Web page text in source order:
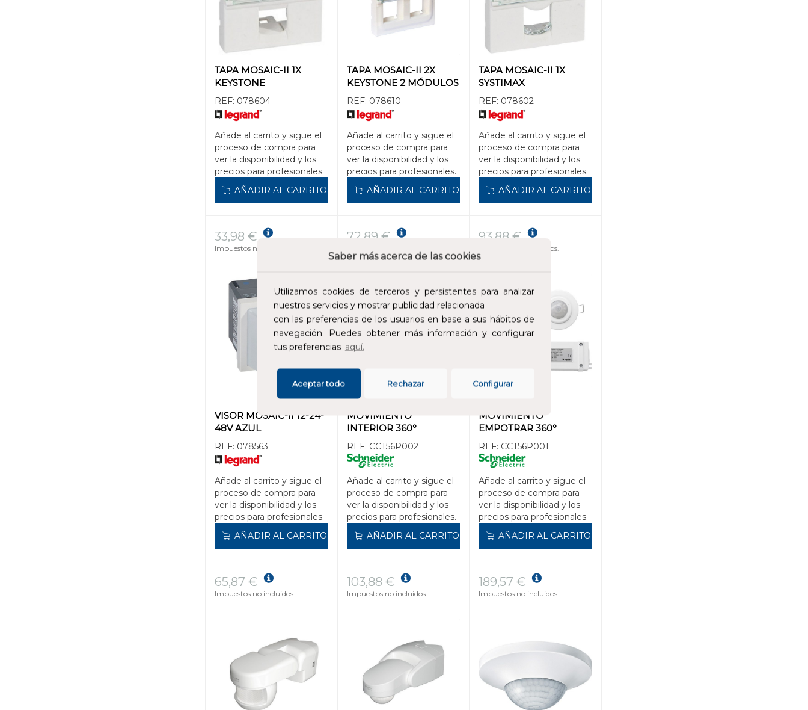
Saber más acerca de las cookies
Utilizamos cookies de terceros y persistentes para analizar
nuestros servicios y mostrar publicidad relacionada
con las preferencias de los usuarios en base a sus hábitos de
navegación. Puedes obtener más información y configurar
tus preferencias aquí.
Configurar
Rechazar
Aceptar todo
TAPA MOSAIC-II 1X
KEYSTONE
REF: 078604
Añade al carrito y sigue el
proceso de compra para
ver la disponibilidad y los
precios para profesionales.
AÑADIR AL CARRITO
TAPA MOSAIC-II 2X
KEYSTONE 2 MÓDULOS
REF: 078610
Añade al carrito y sigue el
proceso de compra para
ver la disponibilidad y los
precios para profesionales.
AÑADIR AL CARRITO
TAPA MOSAIC-II 1X
SYSTIMAX
REF: 078602
Añade al carrito y sigue el
proceso de compra para
ver la disponibilidad y los
precios para profesionales.
AÑADIR AL CARRITO
VISOR MOSAIC-II 12-24-
48V AZUL
REF: 078563
Añade al carrito y sigue el
proceso de compra para
ver la disponibilidad y los
precios para profesionales.
33,98 €
Impuestos no incluidos.
AÑADIR AL CARRITO
MOVIMIENTO
INTERIOR 360°
REF: CCT56P002
Añade al carrito y sigue el
proceso de compra para
ver la disponibilidad y los
precios para profesionales.
72,89 €
AÑADIR AL CARRITO
MOVIMIENTO
EMPOTRAR 360°
REF: CCT56P001
Añade al carrito y sigue el
proceso de compra para
ver la disponibilidad y los
precios para profesionales.
93,88 €
Impuestos no incluidos.
AÑADIR AL CARRITO
65,87 €
Impuestos no incluidos.
103,88 €
Impuestos no incluidos.
189,57 €
Impuestos no incluidos.